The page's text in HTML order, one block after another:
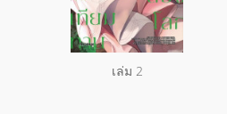
เล่ม 2